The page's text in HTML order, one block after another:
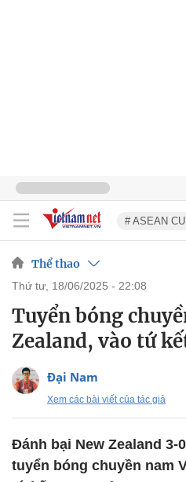
# ASEAN
Thể thao
thứ tư, 18/06/2025 - 22:08
Tuyển bóng
Zealand, vào tứ
Đại Nam
Xem các bài viết của tác giả
Đánh bại New Zealand 3-
tuyển bóng chuyền nam